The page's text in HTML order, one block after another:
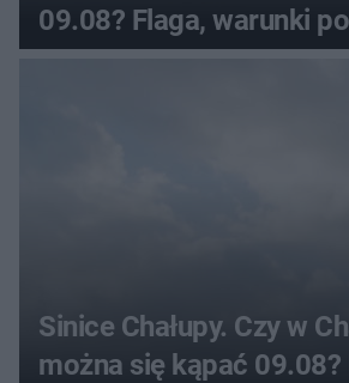
09.08? Flaga, warunki
Sinice Chałupy. Czy w
można się kąpać 09.08?